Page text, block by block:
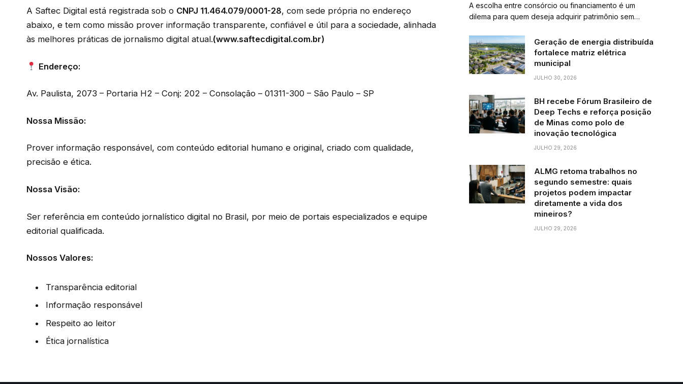
A Saftec Digital está registrada sob o CNPJ 11.464.079/0001-28, com sede própria no endereço
abaixo, e tem como missão prover informação transparente, confiável e útil para a sociedade, alinhada
às melhores práticas de jornalismo digital atual.(www.saftecdigital.com.br)
Endereço:
Av. Paulista, 2073 – Portaria H2 – Conj: 202 – Consolação – 01311-300 – São Paulo – SP
Nossa Missão:
Prover informação responsável, com conteúdo editorial humano e original, criado com qualidade,
precisão e ética.
Nossa Visão:
Ser referência em conteúdo jornalístico digital no Brasil, por meio de portais especializados e equipe
editorial qualificada.
Nossos Valores:
Transparência editorial
Informação responsável
Respeito ao leitor
Ética jornalística
A escolha entre consórcio ou financiamento é um
dilema para quem deseja adquirir patrimônio sem…
Geração de energia distribuída
fortalece matriz elétrica
municipal
JULHO 30, 2026
BH recebe Fórum Brasileiro de
Deep Techs e reforça posição
de Minas como polo de
inovação tecnológica
JULHO 29, 2026
ALMG retoma trabalhos no
segundo semestre: quais
projetos podem impactar
diretamente a vida dos
mineiros?
JULHO 29, 2026